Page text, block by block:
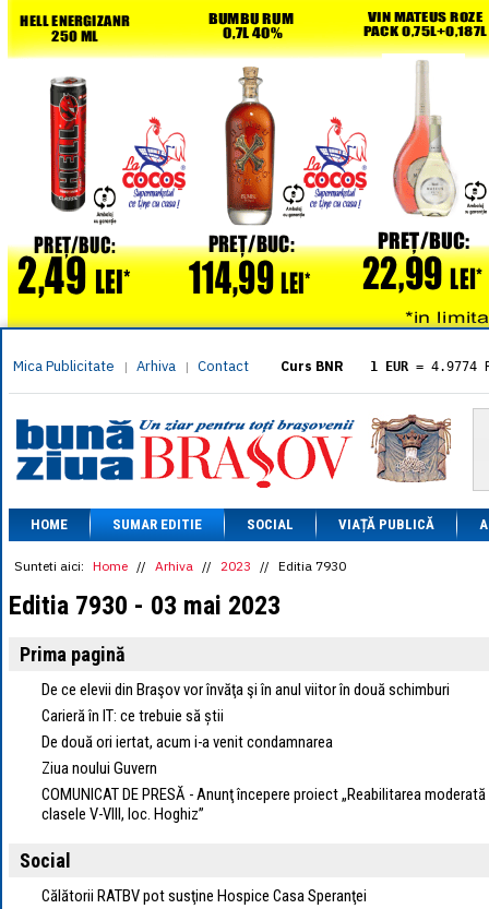
Mica Publicitate | Arhiva | Contact Curs BNR 1 EUR = 4.9774
= 5.8304
1 XAU= 464.4611
1 AED= 1.1933
1 AUD= 2.7957
1 BGN= 2.5449
1 CAD= 3.1559
1 CHF= 5.2813
1 JPY = 3.0556
1 PLN= 1.1646
HOME SUMAR EDITIE SOCIAL VIAȚĂ PUBLICĂ
Sunteti aici: Home // Arhiva // 2023 // Editia 7930
Editia 7930 - 03 mai 2023
Prima pagină
De ce elevii din Braşov vor învăţa şi în anul viitor în două schimburi
Carieră în IT: ce trebuie să știi
De două ori iertat, acum i-a venit condamnarea
Ziua noului Guvern
COMUNICAT DE PRESĂ - Anunţ începere proiect „Reabilitarea
clasele V-VIII, loc. Hoghiz”
Social
Călătorii RATBV pot susţine Hospice Casa Speranţei